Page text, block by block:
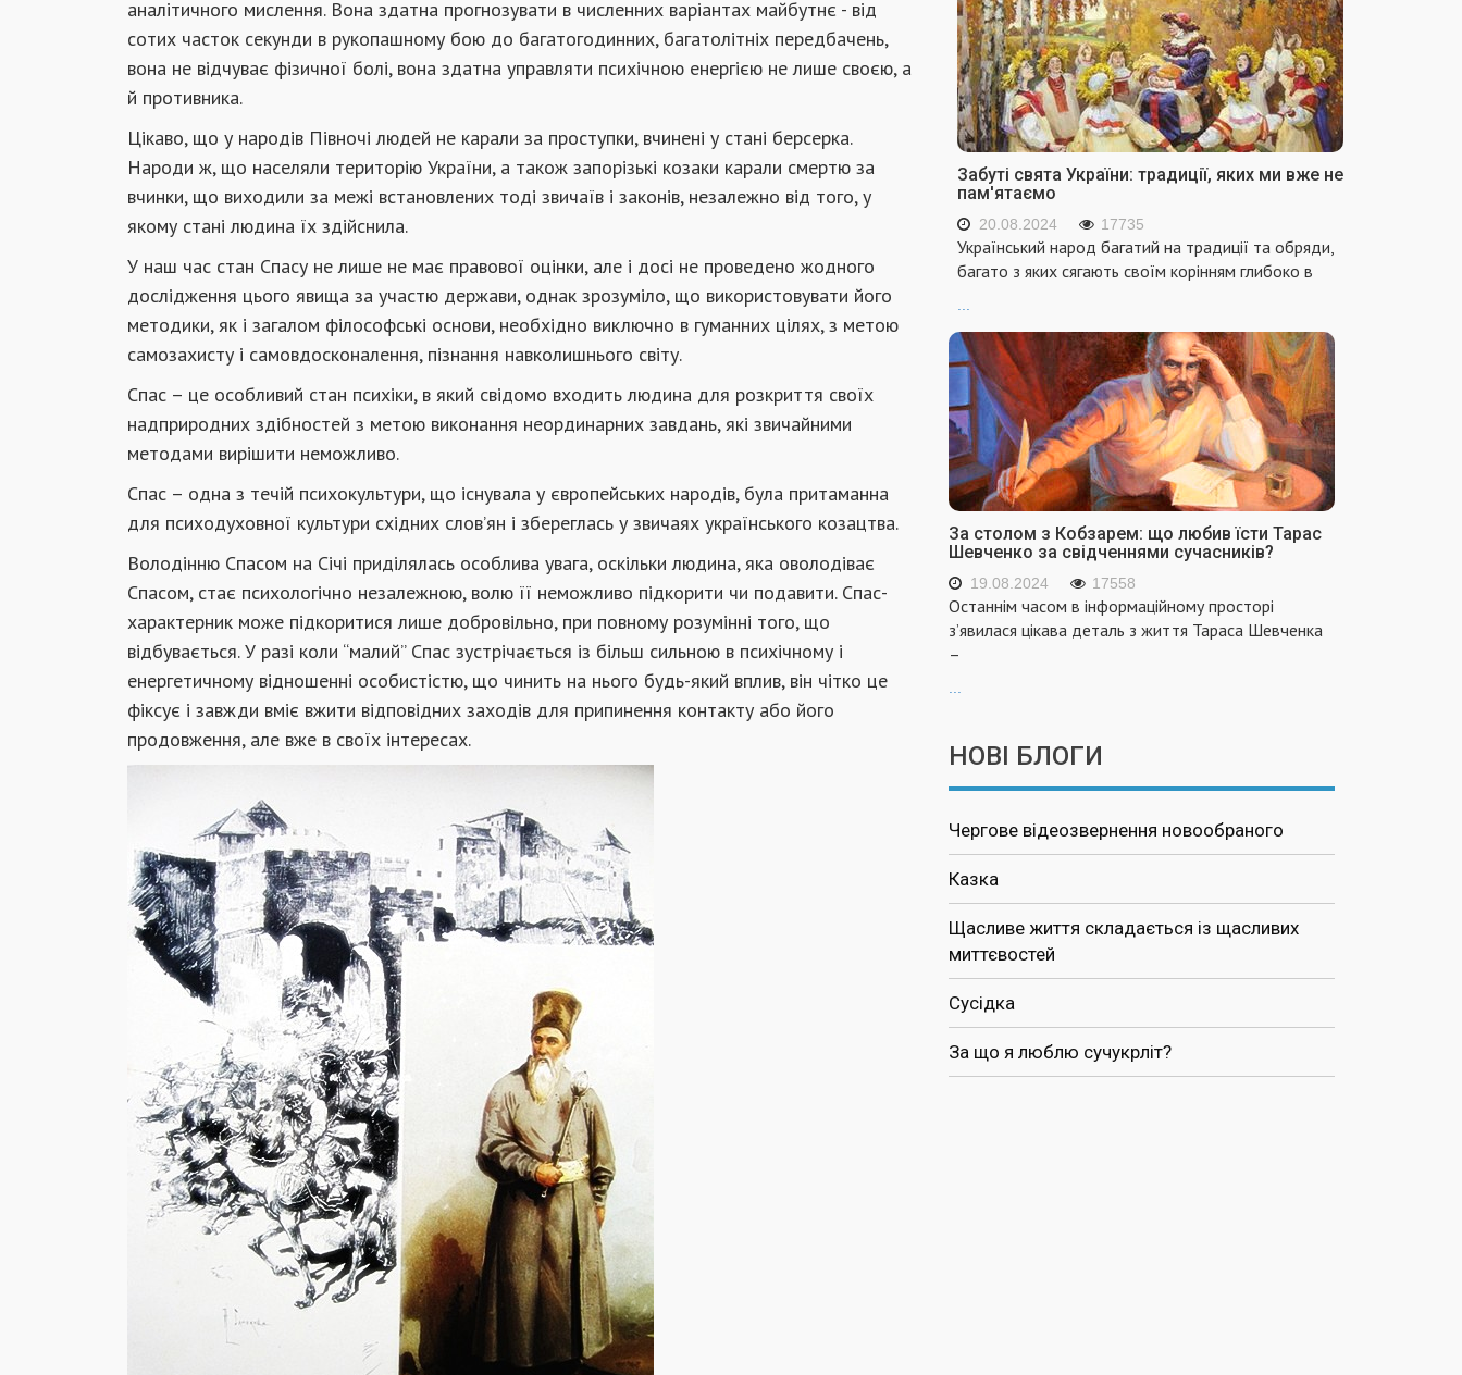
аналітичного мислення. Вона здатна прогнозувати в численних варіантах майбутнє - від
сотих часток секунди в рукопашному бою до багатогодинних, багатолітніх передбачень,
вона не відчуває фізичної болі, вона здатна управляти психічною енергією не лише своєю, а
й противника.
Цікаво, що у народів Півночі людей не карали за проступки, вчинені у стані берсерка.
Народи ж, що населяли територію України, а також запорізькі козаки карали смертю за
вчинки, що виходили за межі встановлених тоді звичаїв і законів, незалежно від того, у
якому стані людина їх здійснила.
У наш час стан Спасу не лише не має правової оцінки, але і досі не проведено жодного
дослідження цього явища за участю держави, однак зрозуміло, що використовувати його
методики, як і загалом філософські основи, необхідно виключно в гуманних цілях, з метою
самозахисту і самовдосконалення, пізнання навколишнього світу.
Спас – це особливий стан психіки, в який свідомо входить людина для розкриття своїх
надприродних здібностей з метою виконання неординарних завдань, які звичайними
методами вирішити неможливо.
Спас – одна з течій психокультури, що існувала у європейських народів, була притаманна
для психодуховної культури східних слов’ян і збереглась у звичаях українського козацтва.
Володінню Спасом на Січі приділялась особлива увага, оскільки людина, яка оволодіває
Спасом, стає психологічно незалежною, волю її неможливо підкорити чи подавити. Спас-
характерник може підкоритися лише добровільно, при повному розумінні того, що
відбувається. У разі коли “малий” Спас зустрічається із більш сильною в психічному і
енергетичному відношенні особистістю, що чинить на нього будь-який вплив, він чітко це
фіксує і завжди вміє вжити відповідних заходів для припинення контакту або його
продовження, але вже в своїх інтересах.
Забуті свята України: традиції, яких ми вже не
пам'ятаємо
20.08.2024 17735
Український народ багатий на традиції та обряди,
багато з яких сягають своїм корінням глибоко в
...
За столом з Кобзарем: що любив їсти Тарас
Шевченко за свідченнями сучасників?
19.08.2024 17558
Останнім часом в інформаційному просторі
з’явилася цікава деталь з життя Тараса Шевченка
–
...
НОВІ БЛОГИ
Чергове відеозвернення новообраного
Казка
Щасливе життя складається із щасливих
миттєвостей
Сусідка
За що я люблю сучукрліт?